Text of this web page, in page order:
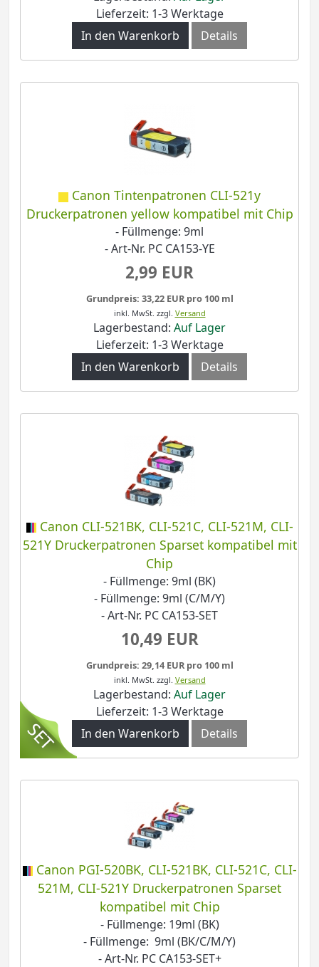
Lieferzeit: 1-3 Werktage
In den Warenkorb
Details
Canon Tintenpatronen CLI-521y
Druckerpatronen yellow kompatibel mit Chip
- Füllmenge: 9ml
- Art-Nr. PC CA153-YE
2,99 EUR
Grundpreis: 33,22 EUR pro 100 ml
inkl. MwSt. zzgl. Versand
Lagerbestand: Auf Lager
Lieferzeit: 1-3 Werktage
In den Warenkorb
Details
Canon CLI-521BK, CLI-521C, CLI-521M, CLI-
521Y Druckerpatronen Sparset kompatibel mit
Chip
- Füllmenge: 9ml (BK)
- Füllmenge: 9ml (C/M/Y)
- Art-Nr. PC CA153-SET
10,49 EUR
Grundpreis: 29,14 EUR pro 100 ml
inkl. MwSt. zzgl. Versand
Lagerbestand: Auf Lager
Lieferzeit: 1-3 Werktage
In den Warenkorb
Details
Canon PGI-520BK, CLI-521BK, CLI-521C, CLI-
521M, CLI-521Y Druckerpatronen Sparset
kompatibel mit Chip
- Füllmenge: 19ml (BK)
- Füllmenge: 9ml (BK/C/M/Y)
- Art-Nr. PC CA153-SET+